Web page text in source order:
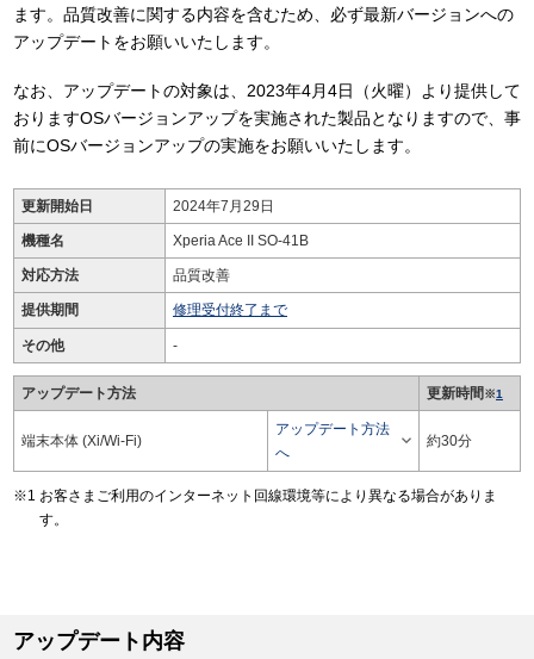
ます。品質改善に関する内容を含むため、必ず最新バージョンへの
アップデートをお願いいたします。
なお、アップデートの対象は、2023年4月4日（火曜）より提供して
おりますOSバージョンアップを実施された製品となりますので、事
前にOSバージョンアップの実施をお願いいたします。
更新開始日 2024年7月29日
機種名 Xperia Ace II SO-41B
対応方法 品質改善
提供期間 修理受付終了まで
その他 -
アップデート方法 更新時間※1
端末本体 (Xi/Wi-Fi)
アップデート方法
へ
 約30分
お客さまご利用のインターネット回線環境等により異なる場合がありま
す。
アップデート内容